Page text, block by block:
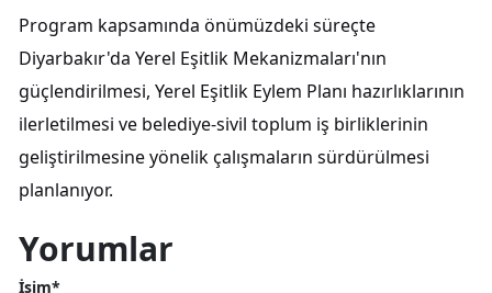
Program kapsamında önümüzdeki süreçte
Diyarbakır'da Yerel Eşitlik Mekanizmaları'nın
güçlendirilmesi, Yerel Eşitlik Eylem Planı hazırlıklarının
ilerletilmesi ve belediye-sivil toplum iş birliklerinin
geliştirilmesine yönelik çalışmaların sürdürülmesi
planlanıyor.
Yorumlar
İsim*